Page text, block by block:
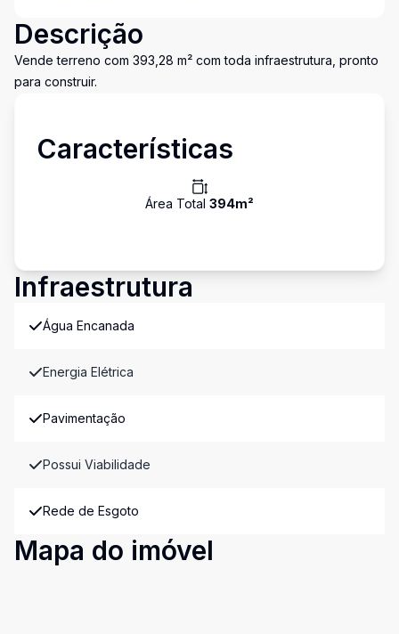
Descrição
Vende terreno com 393,28 m² com toda infraestrutura, pronto
para construir.
Características
Área Total 394m²
Infraestrutura
Água Encanada
Energia Elétrica
Pavimentação
Possui Viabilidade
Rede de Esgoto
Mapa do imóvel